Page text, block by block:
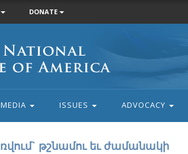
DONATE
MEDIA ISSUES ADVOCACY
թշնամու եւ ժամանակի